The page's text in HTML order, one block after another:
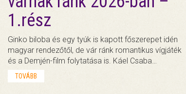
1.rész
Ginko biloba és egy tyúk is kapott főszerepet idén
magyar rendezőtől, de vár ránk romantikus vígjáték
és a Demjén-film folytatása is. Káel Csaba…
TOVÁBB